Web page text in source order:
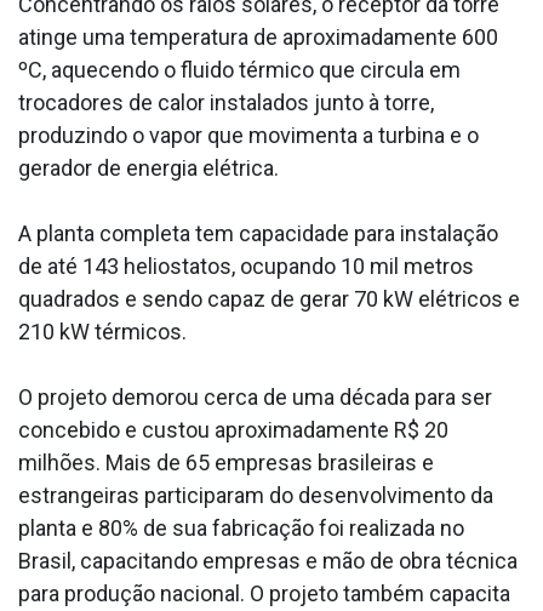
atinge uma temperatura de aproximadamente 600
ºC, aquecendo o fluido térmico que circula em
trocadores de calor instalados junto à torre,
produzindo o vapor que movimenta a turbina e o
gerador de energia elétrica.
A planta completa tem capacidade para instalação
de até 143 heliostatos, ocupando 10 mil metros
quadrados e sendo capaz de gerar 70 kW elétricos e
210 kW térmicos.
O projeto demorou cerca de uma década para ser
concebido e custou aproximadamente R$ 20
milhões. Mais de 65 empresas brasileiras e
estrangeiras participaram do desenvolvimento da
planta e 80% de sua fabricação foi realizada no
Brasil, capacitando empresas e mão de obra técnica
para produção nacional. O projeto também capacita